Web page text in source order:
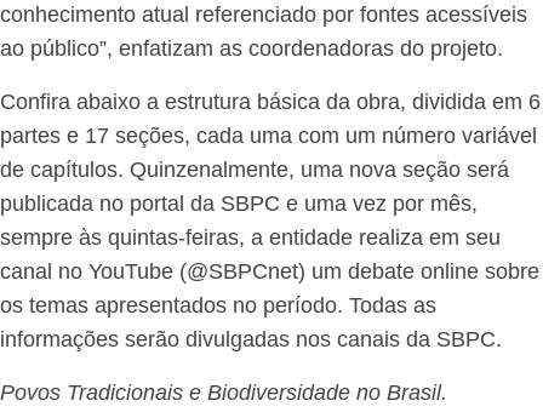
conhecimento atual referenciado por fontes acessíveis
ao público”, enfatizam as coordenadoras do projeto.
Confira abaixo a estrutura básica da obra, dividida em 6
partes e 17 seções, cada uma com um número variável
de capítulos. Quinzenalmente, uma nova seção será
publicada no portal da SBPC e uma vez por mês,
sempre às quintas-feiras, a entidade realiza em seu
canal no YouTube (@SBPCnet) um debate online sobre
os temas apresentados no período. Todas as
informações serão divulgadas nos canais da SBPC.
Povos Tradicionais e Biodiversidade no Brasil.